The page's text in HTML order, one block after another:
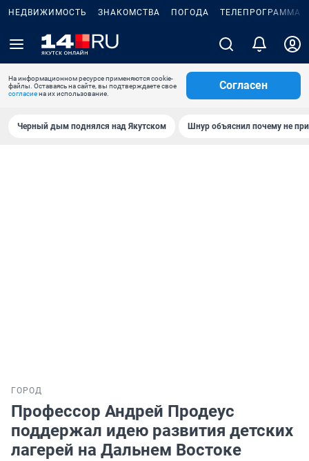
НЕДВИЖИМОСТЬ ЗНАКОМСТВА ПОГОДА ТЕЛЕПРОГРАММА
На информационном ресурсе применяются cookie-
файлы. Оставаясь на сайте, вы подтверждаете свое
согласиена их использование.
Согласен
Черный дым поднялся над Якутском Шнур объяснил почему не
ГОРОД
Профессор Андрей Продеус
поддержал идею развития детских
лагерей на Дальнем Востоке